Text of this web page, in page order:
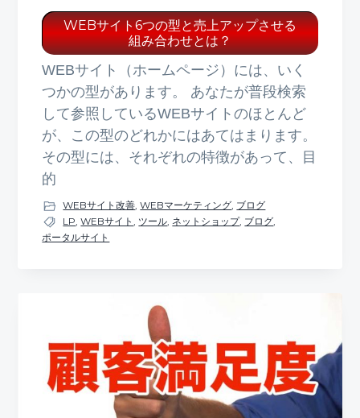
WEBサイト6つの型と売上アップさせる
組み合わせとは？
WEBサイト（ホームページ）には、いく
つかの型があります。 あなたが普段検索
して参照しているWEBサイトのほとんど
が、この型のどれかにはあてはまります。
その型には、それぞれの特徴があって、目
的
WEBサイト改善 ,WEBマーケティング ブログ
LP ,WEBサイト ツール ネットショップ, ブログ
ポータルサイト